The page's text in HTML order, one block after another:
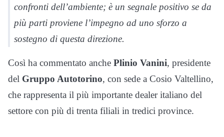
confronti dell’ambiente; è un segnale positivo se da
più parti proviene l’impegno ad uno sforzo a
sostegno di questa direzione.
Così ha commentato anche Plinio Vanini, presidente
del Gruppo Autotorino, con sede a Cosio Valtellino,
che rappresenta il più importante dealer italiano del
settore con più di trenta filiali in tredici province.